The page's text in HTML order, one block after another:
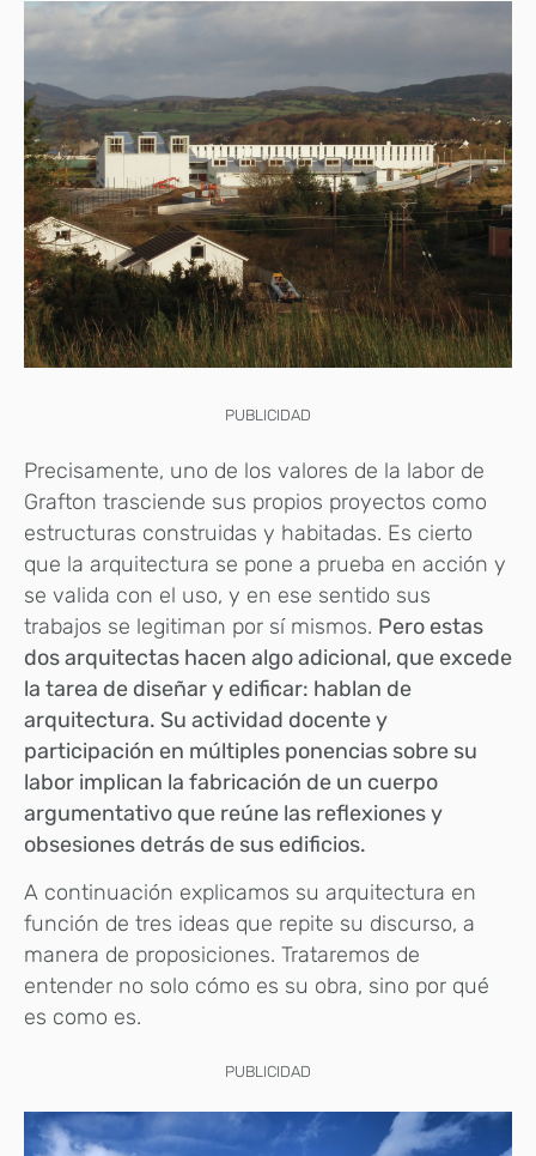
PUBLICIDAD
Precisamente, uno de los valores de la labor de
Grafton trasciende sus propios proyectos como
estructuras construidas y habitadas. Es cierto
que la arquitectura se pone a prueba en acción y
se valida con el uso, y en ese sentido sus
trabajos se legitiman por sí mismos. Pero estas
dos arquitectas hacen algo adicional, que excede
la tarea de diseñar y edificar: hablan de
arquitectura. Su actividad docente y
participación en múltiples ponencias sobre su
labor implican la fabricación de un cuerpo
argumentativo que reúne las reflexiones y
obsesiones detrás de sus edificios.
A continuación explicamos su arquitectura en
función de tres ideas que repite su discurso, a
manera de proposiciones. Trataremos de
entender no solo cómo es su obra, sino por qué
es como es.
PUBLICIDAD